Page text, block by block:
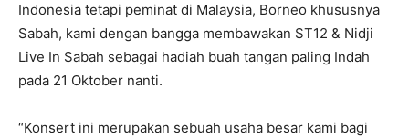
Indonesia tetapi peminat di Malaysia, Borneo khususnya
Sabah, kami dengan bangga membawakan ST12 & Nidji
Live In Sabah sebagai hadiah buah tangan paling Indah
pada 21 Oktober nanti.
“Konsert ini merupakan sebuah usaha besar kami bagi